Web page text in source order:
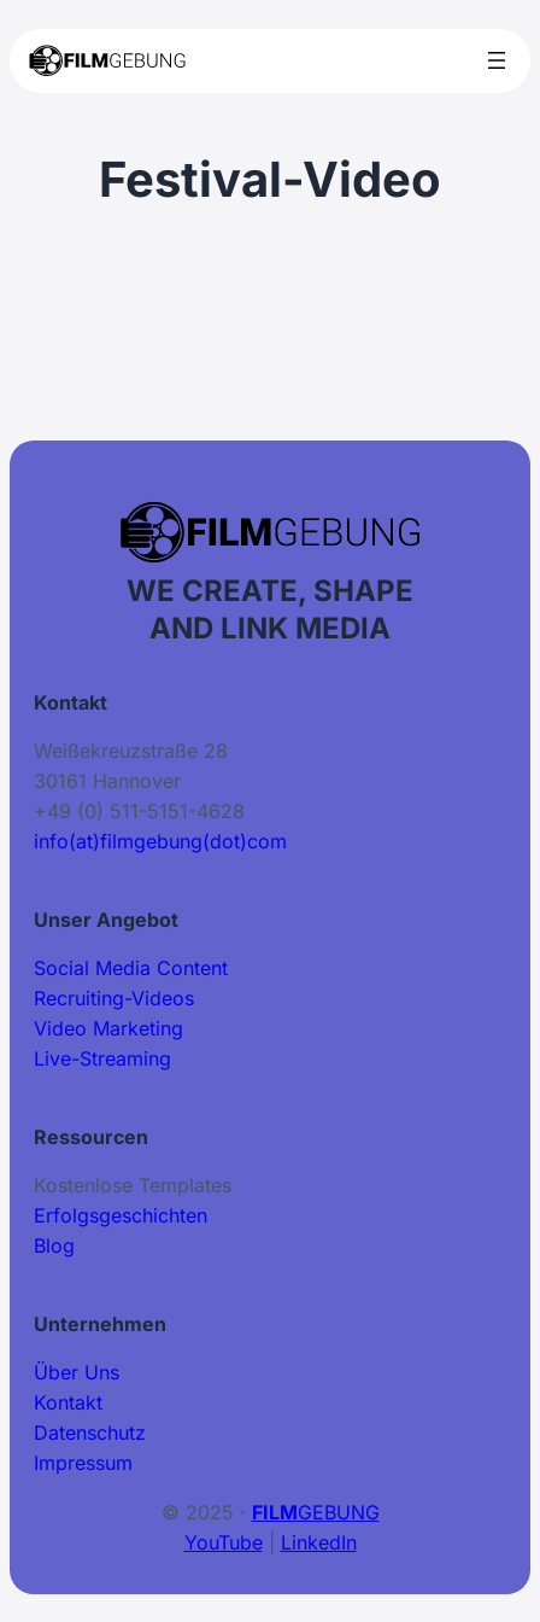
Festival-Video
WE CREATE, SHAPE
AND LINK MEDIA
Kontakt
Weißekreuzstraße 28
30161 Hannover
+49 (0) 511-5151-4628
info(at)filmgebung(dot)com
Unser Angebot
Social Media Content
Recruiting-Videos
Video Marketing
Live-Streaming
Ressourcen
Kostenlose Templates
Erfolgsgeschichten
Blog
Unternehmen
Über Uns
Kontakt
Datenschutz
Impressum
© 2025 · FILMGEBUNG
YouTube| LinkedIn